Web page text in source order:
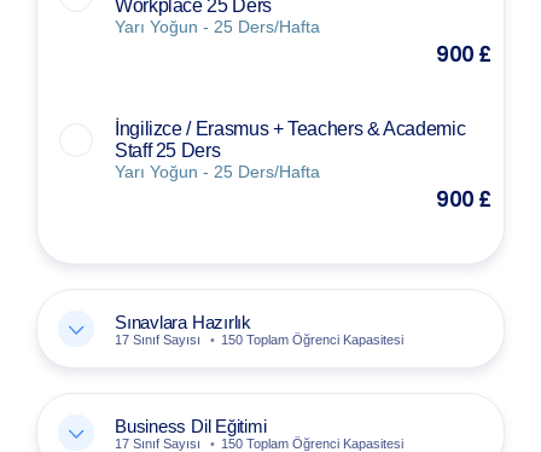
Workplace 25 Ders
Yarı Yoğun - 25 Ders/Hafta
900 £
İngilizce / Erasmus + Teachers & Academic
Staff 25 Ders
Yarı Yoğun - 25 Ders/Hafta
900 £
Sınavlara Hazırlık
17 Sınıf Sayısı 150 Toplam Öğrenci Kapasitesi
Business Dil Eğitimi
17 Sınıf Sayısı 150 Toplam Öğrenci Kapasitesi